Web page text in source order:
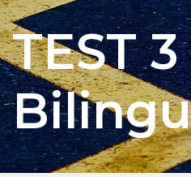
TEST 3